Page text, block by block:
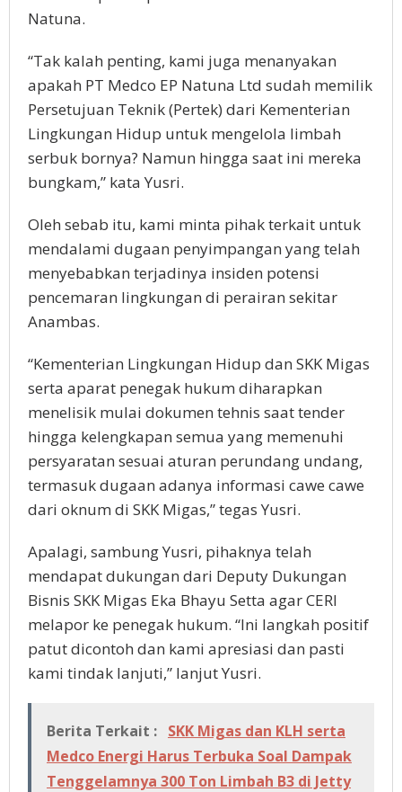
Natuna.
“Tak kalah penting, kami juga menanyakan
apakah PT Medco EP Natuna Ltd sudah memilik
Persetujuan Teknik (Pertek) dari Kementerian
Lingkungan Hidup untuk mengelola limbah
serbuk bornya? Namun hingga saat ini mereka
bungkam,” kata Yusri.
Oleh sebab itu, kami minta pihak terkait untuk
mendalami dugaan penyimpangan yang telah
menyebabkan terjadinya insiden potensi
pencemaran lingkungan di perairan sekitar
Anambas.
“Kementerian Lingkungan Hidup dan SKK Migas
serta aparat penegak hukum diharapkan
menelisik mulai dokumen tehnis saat tender
hingga kelengkapan semua yang memenuhi
persyaratan sesuai aturan perundang undang,
termasuk dugaan adanya informasi cawe cawe
dari oknum di SKK Migas,” tegas Yusri.
Apalagi, sambung Yusri, pihaknya telah
mendapat dukungan dari Deputy Dukungan
Bisnis SKK Migas Eka Bhayu Setta agar CERI
melapor ke penegak hukum. “Ini langkah positif
patut dicontoh dan kami apresiasi dan pasti
kami tindak lanjuti,” lanjut Yusri.
Berita Terkait : SKK Migas dan KLH serta
Medco Energi Harus Terbuka Soal Dampak
Tenggelamnya 300 Ton Limbah B3 di Jetty